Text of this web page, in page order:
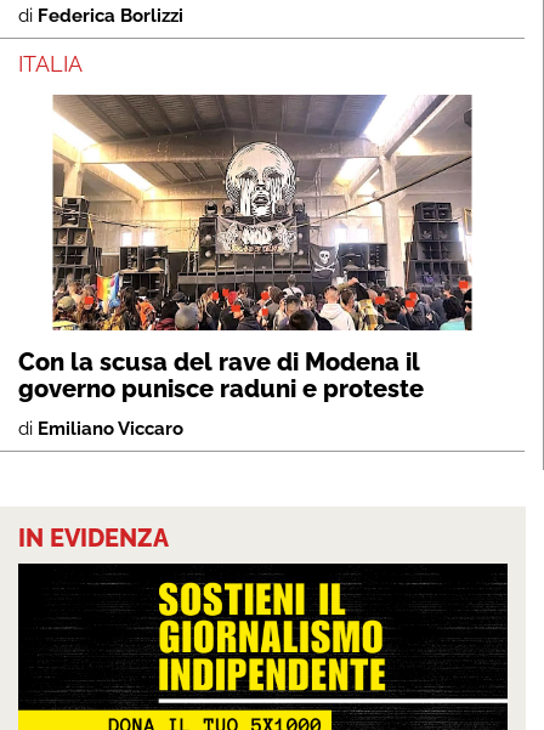
di Federica Borlizzi
ITALIA
Con la scusa del rave di Modena il
governo punisce raduni e proteste
di Emiliano Viccaro
IN EVIDENZA